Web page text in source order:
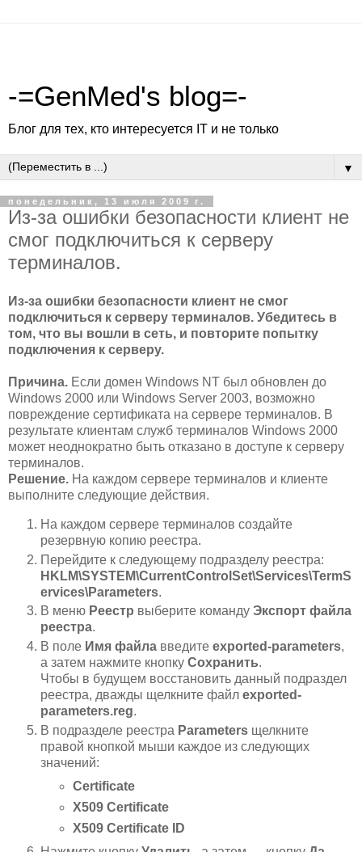
-=GenMed's blog=-
Блог для тех, кто интересуется IT и не только
▼
понедельник, 13 июля 2009 г.
Из-за ошибки безопасности клиент не
смог подключиться к серверу
терминалов.
Из-за ошибки безопасности клиент не смог
подключиться к серверу терминалов. Убедитесь в
том, что вы вошли в сеть, и повторите попытку
подключения к серверу.
Причина. Если домен Windows NT был обновлен до
Windows 2000 или Windows Server 2003, возможно
повреждение сертификата на сервере терминалов. В
результате клиентам служб терминалов Windows 2000
может неоднократно быть отказано в доступе к серверу
терминалов.
Решение. На каждом сервере терминалов и клиенте
выполните следующие действия.
На каждом сервере терминалов создайте
резервную копию реестра.
Перейдите к следующему подразделу реестра:
HKLM\SYSTEM\CurrentControlSet\Services\TermS
ervices\Parameters.
В меню Реестр выберите команду Экспорт файла
реестра.
В поле Имя файла введите exported-parameters,
а затем нажмите кнопку Сохранить.
Чтобы в будущем восстановить данный подраздел
реестра, дважды щелкните файл exported-
parameters.reg.
В подразделе реестра Parameters щелкните
правой кнопкой мыши каждое из следующих
значений:
Certificate
X509 Certificate
X509 Certificate ID